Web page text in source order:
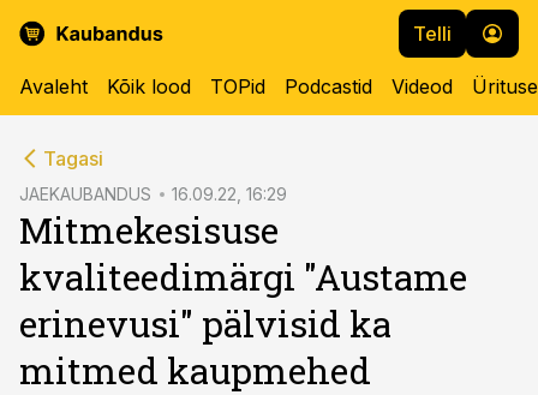
Telli
Avaleht Kõik lood TOPid Podcastid Videod
Tagasi
JAEKAUBANDUS 16.09.22, 16:29
Mitmekesisuse
kvaliteedimärgi "Austame
erinevusi" pälvisid ka
mitmed kaupmehed